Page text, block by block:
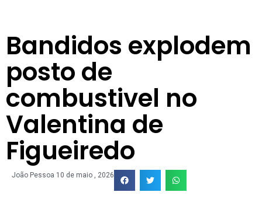
Bandidos explodem
posto de
combustivel no
Valentina de
Figueiredo
João Pessoa 10 de maio , 2026